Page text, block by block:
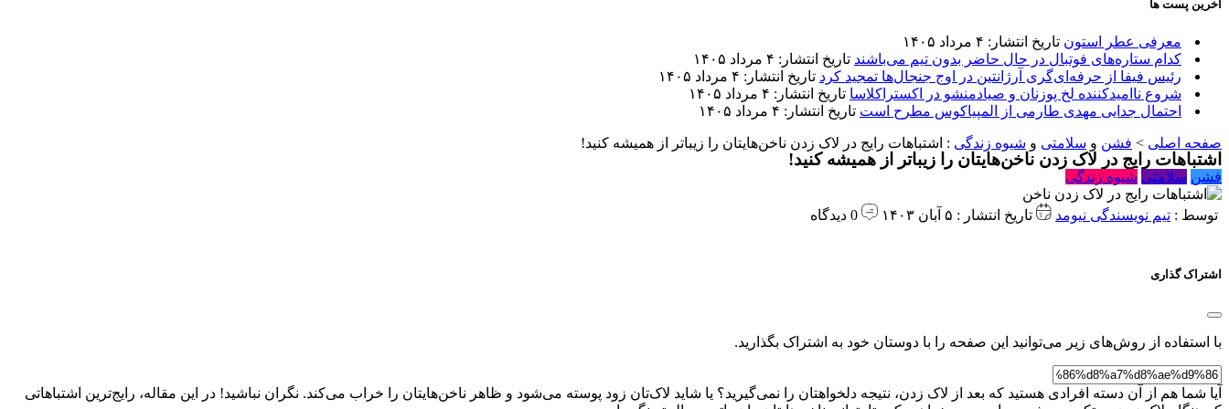
آخرین پست ها
معرفی عطر استون تاریخ انتشار: ۴ مرداد ۱۴۰۵
کدام ستاره‌های فوتبال در حال حاضر بدون تیم می‌باشند تاریخ انتشار: ۴ مرداد ۱۴۰۵
رئیس فیفا از حرفه‌ای‌گری آرژانتین در اوج جنجال‌ها تمجید کرد تاریخ انتشار: ۴ مرداد ۱۴۰۵
شروع ناامیدکننده لخ پوزنان و صیادمنشو در اکستراکلاسا تاریخ انتشار: ۴ مرداد ۱۴۰۵
احتمال جدایی مهدی طارمی از المپیاکوس مطرح است تاریخ انتشار: ۴ مرداد ۱۴۰۵
صفحه اصلی > فشن و سلامتی و شیوه زندگی : اشتباهات رایج در لاک زدن ناخن‌هایتان را زیباتر از همیشه کنید!
اشتباهات رایج در لاک زدن ناخن‌هایتان را زیباتر از همیشه کنید!
فشن سلامتی شیوه زندگی
توسط : تیم نویسندگی نیومد تاریخ انتشار : ۵ آبان ۱۴۰۳
اشتراک گذاری
با استفاده از روش‌های زیر می‌توانید این صفحه را با دوستان خود به اشتراک بگذارید.
آیا شما هم از آن دسته افرادی هستید که بعد از لاک زدن، نتیجه دلخواهتان را نمی‌گیرید؟ یا شاید لاک‌تان زود پوسته می‌شود و ظاهر ناخن‌هایتان را خراب می‌کند. نگران نباشید! در این مقاله، رایج‌ترین اشتباهاتی